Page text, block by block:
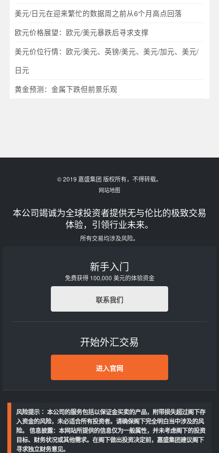
美元/日元在迎来繁忙的数据周之前从6个月高点回落
欧元价格展望：欧元/美元暴跌后寻求支撑
美元价位行情：欧元/美元、英镑/美元、美元/加元、美元/
日元
黄金预测：金属下跌但前景乐观
© 2019 嘉盛集团 版权所有，不得转载。
网站地图
本公司竭诚为全球投资者提供无与伦比的极致交易
体验，引领行业未来。
所有交易均涉及风险。
新手入门
免费获得 100,000 美元的体验资金
联系我们
开始外汇交易
进入官网
风险提示∶ 本公司的服务包括以保证金买卖的产品，附带损失超过阁下存
入资金的风险，未必适合所有投资者。请确保阁下完全明白当中涉及的风
险。 信息披露：本网站所提供的信息仅为一般属性，并未考虑阁下的投资
目标、财务状况或其他需求。在阁下做出投资决定前，嘉盛集团建议阁下
寻求独立财务意见。